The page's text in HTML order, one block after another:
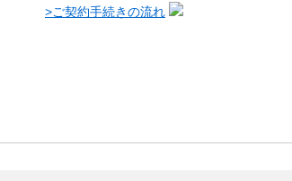
>ご契約手続きの流れ